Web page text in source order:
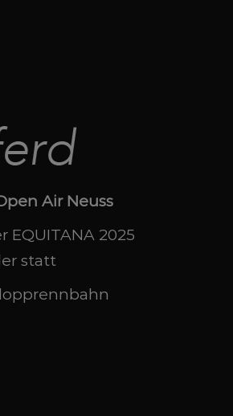
Air Neuss
EQUITANA 2025
statt